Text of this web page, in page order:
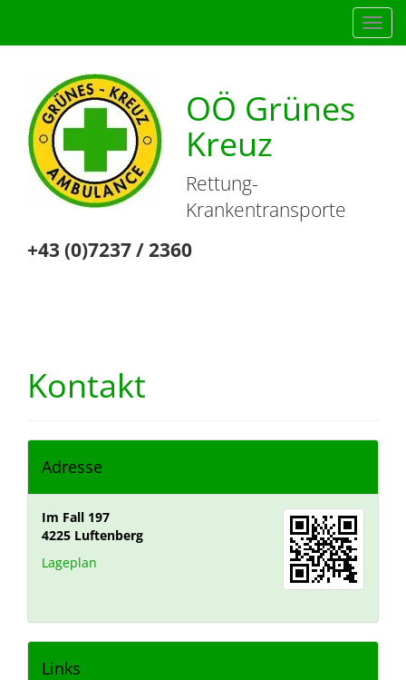
OÖ Grünes
Kreuz
Rettung-
Krankentransporte
+43 (0)7237 / 2360
Kontakt
Adresse
Im Fall 197
4225 Luftenberg
Lageplan
Links